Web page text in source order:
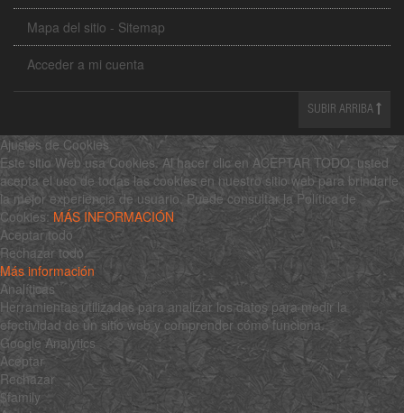
Mapa del sitio - Sitemap
Acceder a mi cuenta
SUBIR ARRIBA
Ajustes de Cookies
Este sitio Web usa Cookies. Al hacer clic en ACEPTAR TODO, usted
acepta el uso de todas las cookies en nuestro sitio web para brindarle
la mejor experiencia de usuario. Puede consultar la Política de
Cookies: MÁS INFORMACIÓN
Aceptar todo
Rechazar todo
Más información
Analíticas
Herramientas utilizadas para analizar los datos para medir la
efectividad de un sitio web y comprender cómo funciona.
Google Analytics
Aceptar
Rechazar
$family